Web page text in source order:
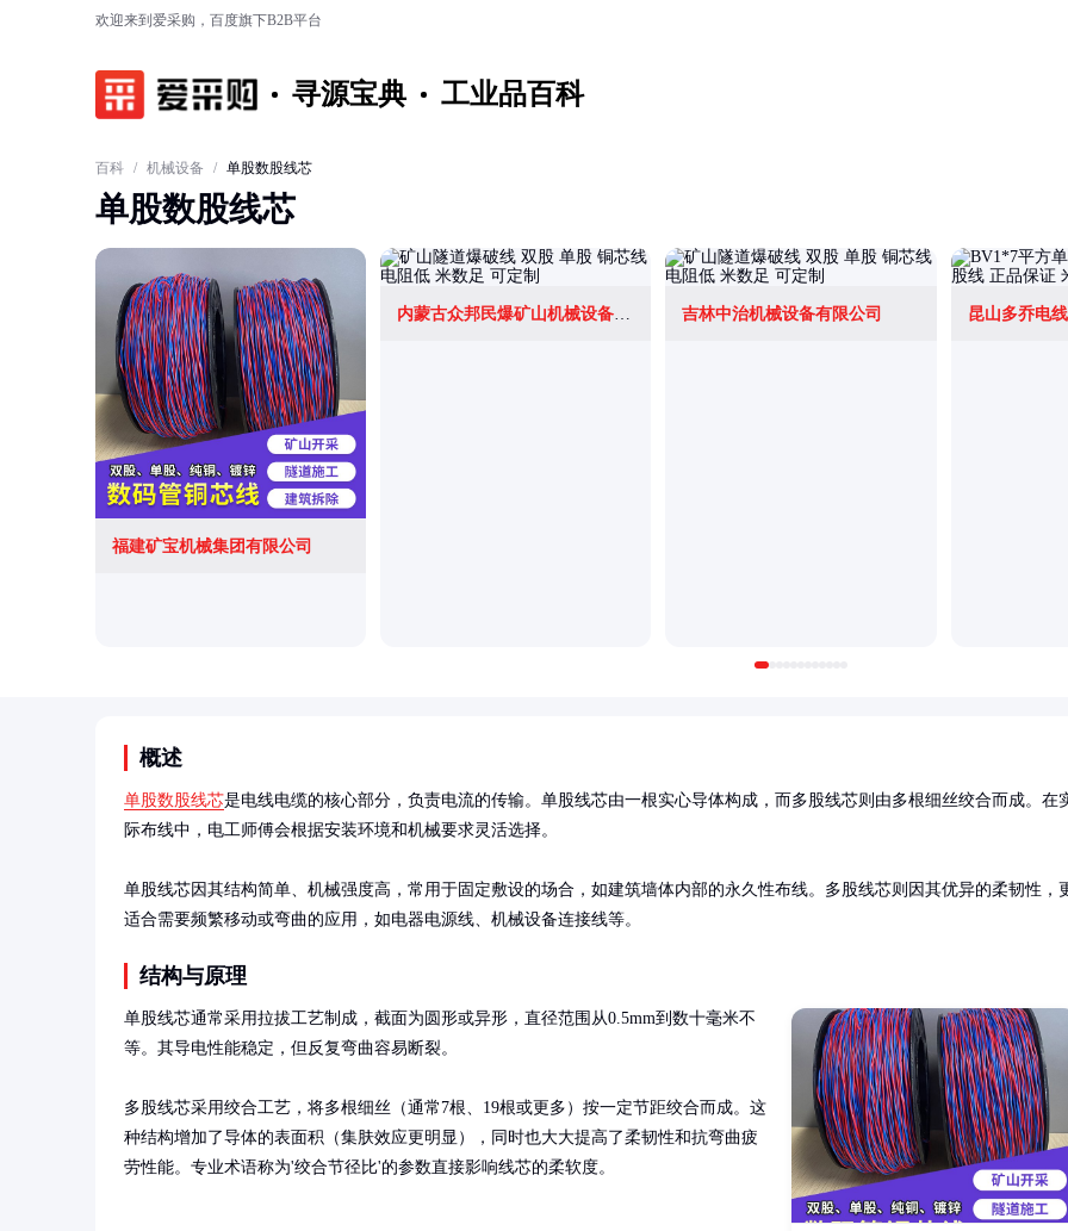
欢迎来到爱采购，百度旗下B2B平台
寻源宝典 工业品百科
百科 / 机械设备 / 单股数股线芯
单股数股线芯
福建矿宝机械集团有限公司
内蒙古众邦民爆矿山机械设备有限公司 吉林中治机械设备有限公司 昆山多乔电
概述
单股数股线芯是电线电缆的核心部分，负责电流的传输。单股线芯由一根实心导体构成，而多股线芯则由多根细丝绞合而成。在
际布线中，电工师傅会根据安装环境和机械要求灵活选择。
单股线芯因其结构简单、机械强度高，常用于固定敷设的场合，如建筑墙体内部的永久性布线。多股线芯则因其优异的柔韧性，
适合需要频繁移动或弯曲的应用，如电器电源线、机械设备连接线等。
结构与原理
单股线芯通常采用拉拔工艺制成，截面为圆形或异形，直径范围从0.5mm到数十毫米不
等。其导电性能稳定，但反复弯曲容易断裂。
多股线芯采用绞合工艺，将多根细丝（通常7根、19根或更多）按一定节距绞合而成。这
种结构增加了导体的表面积（集肤效应更明显），同时也大大提高了柔韧性和抗弯曲疲
劳性能。专业术语称为'绞合节径比'的参数直接影响线芯的柔软度。